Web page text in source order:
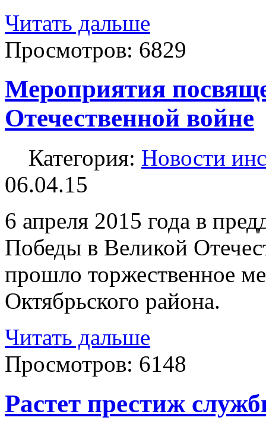
Читать дальше
Просмотров: 6829
Мероприятия
Отечественной войне
Категория: Новости
06.04.15
6 апреля 2015 года в
Победы в Великой
прошло торжественное
Октябрьского района.
Читать дальше
Просмотров: 6148
Растет престиж